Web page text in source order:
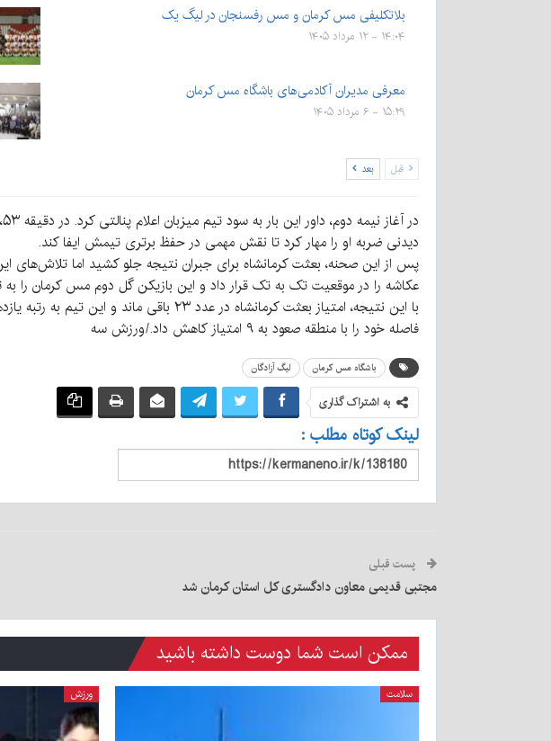
بلاتکلیفی مس کرمان و مس رفسنجان در لیگ یک
۱۴:۰۴ - ۱۲ مرداد ۱۴۰۵
معرفی مدیران آکادمی‌های باشگاه مس کرمان
۱۵:۲۹ - ۶ مرداد ۱۴۰۵
قبل بعد
دیدنی ضربه او را مهار کرد تا نقش مهمی در حفظ برتری تیمش ایفا کند.
عکاشه را در موقعیت تک به تک قرار داد و این بازیکن گل دوم مس کرمان را به
فاصله خود را با منطقه صعود به ۹ امتیاز کاهش داد./ورزش سه
باشگاه مس کرمان لیگ آزادگان
به اشتراک گذاری
لینک کوتاه مطلب :
پست قبلی
مجتبی قدیمی معاون دادگستری کل استان کرمان شد
ممکن است شما دوست داشته باشید
سلامت ورزش